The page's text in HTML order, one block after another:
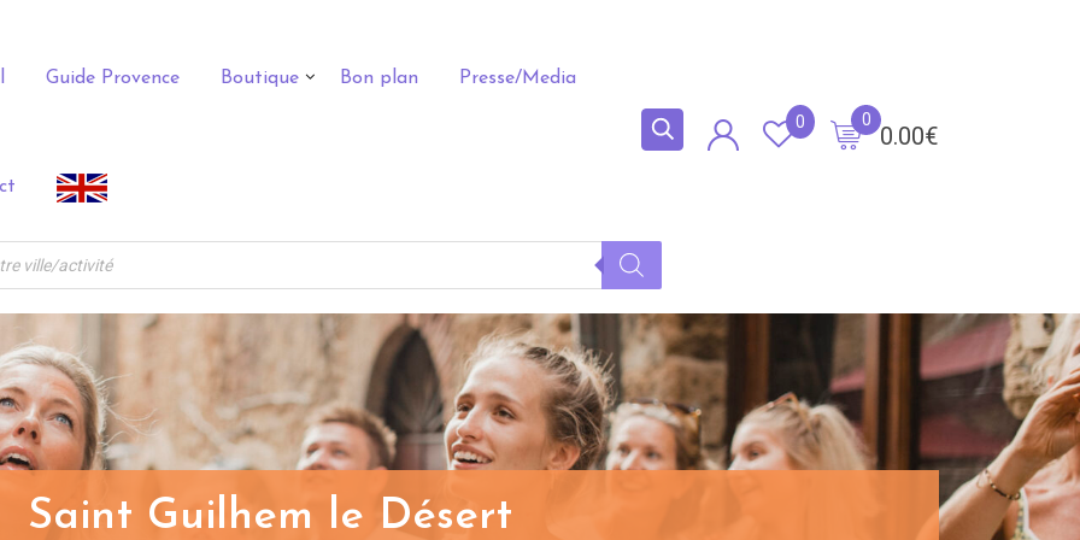
Guide Provence Boutique Bon plan Presse/Media
0.00€
0
0
Saint Guilhem le Désert